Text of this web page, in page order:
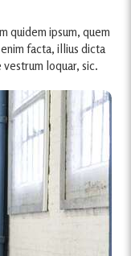
quidem ipsum, quem
facta, illius dicta
loquar, sic.